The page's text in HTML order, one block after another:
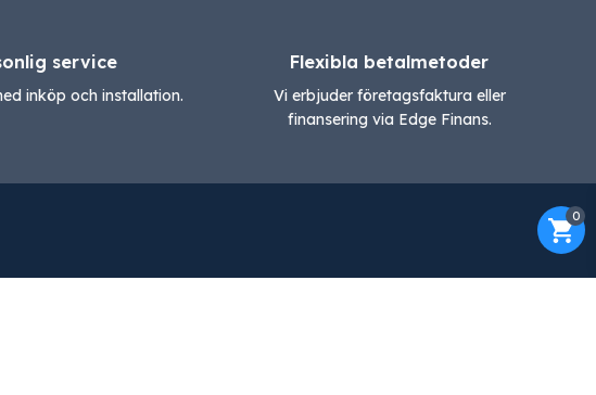
service
inköp och installation.
Flexibla betalmetoder
Vi erbjuder företagsfaktura eller
finansering via Edge Finans.
0